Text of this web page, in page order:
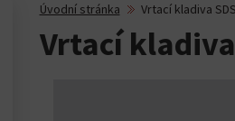
Úvodní stránka Vrtací kladiva
Vrtací